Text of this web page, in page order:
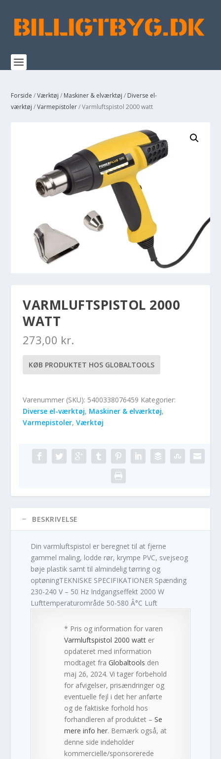
Forside /Værktøj / Maskiner & elværktøj / Diverse el-
værktøj /Varmepistoler/ Varmluftspistol 2000 watt
VARMLUFTSPISTOL 2000
WATT
273,00 kr.
KØB PRODUKTET HOS GLOBALTOOLS
Varenummer (SKU): 5400338076459 Kategorier:
Diverse el-værktøj, Maskiner & elværktøj,
Varmepistoler,Værktøj
BESKRIVELSE
Din varmluftspistol er beregnet til at fjerne
gammel maling, lodde rør, krympe PVC, svejseog
bøje plastik samt til almindelig tørring og
optøningTEKNISKE SPECIFIKATIONER Spænding
230-240 V – 50 Hz Indgangseffekt 2000 W
Lufttemperaturområde 50-580 Â°C Luft
* Pris og information for varen
Varmluftspistol 2000 watt er
opdateret med information
modtaget fraGlobaltools den
maj 26, 2024. Vi tager forbehold
for afvigelser, prisændringer og
eventuelle fejl i det her anførte
og de faktiske forhold hos
forhandleren af produktet –Se
mere info her. Bemærk også, at
denne side indeholder
kommercielle/sponsorerede